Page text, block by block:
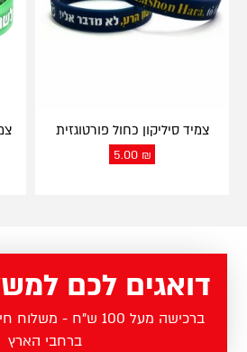
צמיד סיליקון כחול פורטוגזית
5.00 ₪
דואגים לכם
ברכישה מעל 100 ש"ח -
ברחבי הארץ